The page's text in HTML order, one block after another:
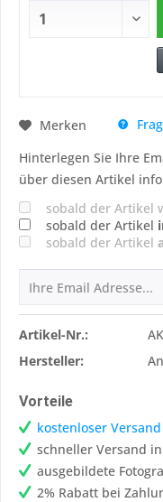
Merken
Hinterlegen Sie Ihre
über diesen Artikel
sobald der Artikel
sobald der Artikel
sobald der Artikel
Artikel-Nr.:
Hersteller:
Vorteile
kostenloser
schneller Versand
ausgebildete
2% Rabatt bei